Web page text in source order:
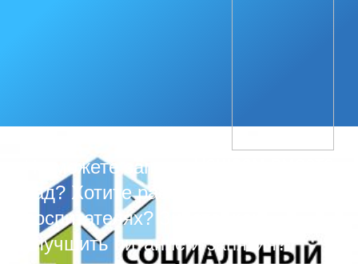
Не можете записать ребёнка в
сад? Хотите рассказать о
воспитателях? Знаете, как
улучшить питание и занятия?